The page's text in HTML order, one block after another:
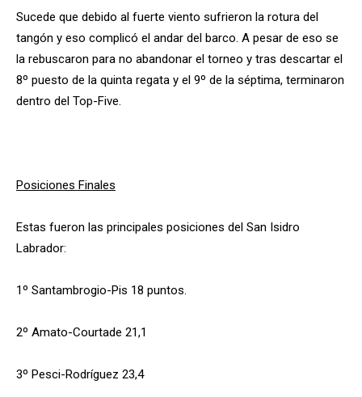
Sucede que debido al fuerte viento sufrieron la rotura del
tangón y eso complicó el andar del barco. A pesar de eso se
la rebuscaron para no abandonar el torneo y tras descartar el
8º puesto de la quinta regata y el 9º de la séptima, terminaron
dentro del Top-Five.
Posiciones Finales
Estas fueron las principales posiciones del San Isidro
Labrador:
1º Santambrogio-Pis 18 puntos.
2º Amato-Courtade 21,1
3º Pesci-Rodríguez 23,4